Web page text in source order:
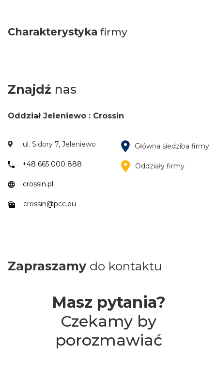
Charakterystyka firmy
Znajdź nas
Oddział Jeleniewo : Crossin
ul. Sidory 7, Jeleniewo
+48 665 000 888
crossin.pl
crossin@pcc.eu
Główna siedziba firmy
Oddziały firmy
Zapraszamy do kontaktu
Masz pytania?
Czekamy by
porozmawiać